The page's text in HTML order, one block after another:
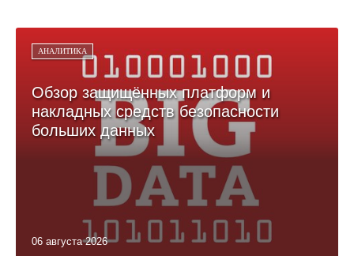
АНАЛИТИКА
Обзор защищённых платформ и
накладных средств безопасности
больших данных
06 августа 2026